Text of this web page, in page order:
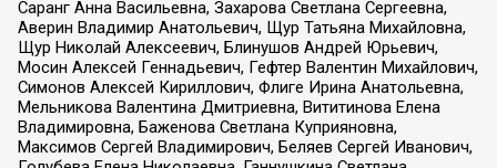
Саранг Анна Васильевна, Захарова Светлана Сергеевна,
Аверин Владимир Анатольевич, Щур Татьяна Михайловна,
Щур Николай Алексеевич, Блинушов Андрей Юрьевич,
Мосин Алексей Геннадьевич, Гефтер Валентин Михайлович,
Симонов Алексей Кириллович, Флиге Ирина Анатольевна,
Мельникова Валентина Дмитриевна, Вититинова Елена
Владимировна, Баженова Светлана Куприяновна,
Максимов Сергей Владимирович, Беляев Сергей Иванович,